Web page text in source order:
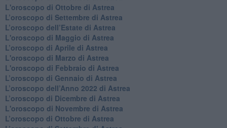
L'oroscopo di Ottobre di Astrea
​L’oroscopo di Settembre di Astrea
​L’oroscopo dell’Estate di Astrea
L'oroscopo di Maggio di Astrea
​L’oroscopo di Aprile di Astrea
L'oroscopo di Marzo di Astrea
L'oroscopo di Febbraio di Astrea
​L’oroscopo di Gennaio di Astrea
​L’oroscopo dell’Anno 2022 di Astrea
​L’oroscopo di Dicembre di Astrea
L'oroscopo di Novembre di Astrea
​L’oroscopo di Ottobre di Astrea